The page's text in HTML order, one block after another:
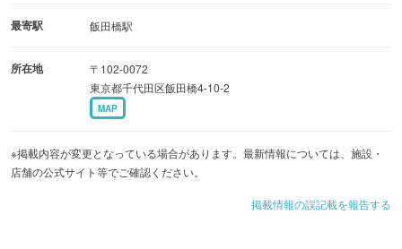
最寄駅 飯田橋駅
所在地
〒102-0072
東京都千代田区飯田橋4-10-2
MAP
※掲載内容が変更となっている場合があります。最新情報については、施設・
店舗の公式サイト等でご確認ください。
掲載情報の誤記載を報告する